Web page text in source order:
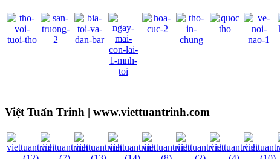
Việt Tuấn Trinh | www.viettuantrinh.com